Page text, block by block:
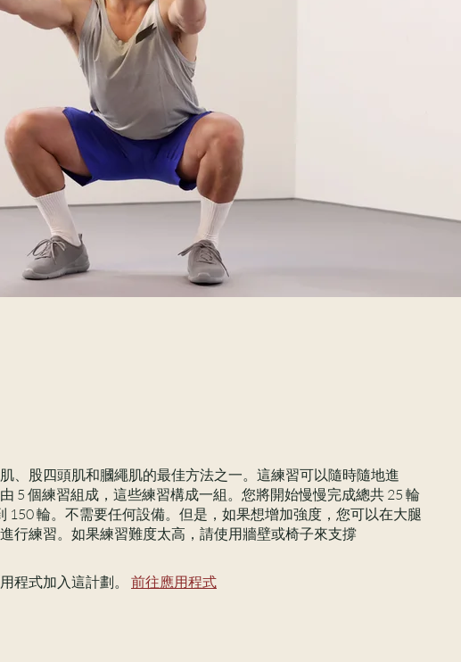
、股四頭肌和膕繩肌的最佳方法之一。這練習可以隨時隨地進
5 個練習組成，這些練習構成一組。您將開始慢慢完成總共 25 輪
150 輪。不需要任何設備。但是，如果想增加強度，您可以在大腿
行練習。如果練習難度太高，請使用牆壁或椅子來支撐
程式加入這計劃。 前往應用程式